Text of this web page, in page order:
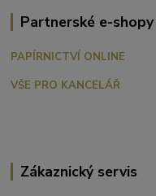
Partnerské e-shopy
PAPÍRNICTVÍ ONLINE
VŠE PRO KANCELÁŘ
Zákaznický servis